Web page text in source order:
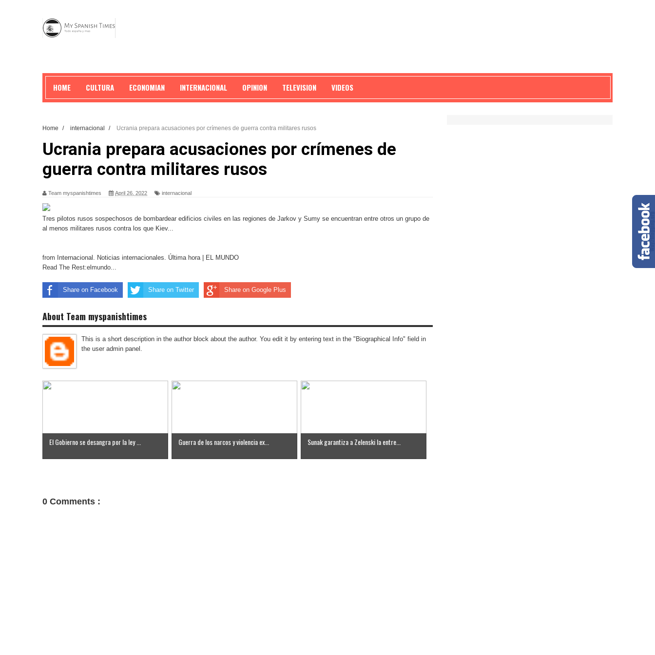
HOME CULTURA ECONOMIAN INTERNACIONAL OPINION TELEVISION VIDEOS
Home / internacional / Ucrania prepara acusaciones por crímenes de guerra contra militares rusos
Ucrania prepara acusaciones por crímenes de
guerra contra militares rusos
Team myspanishtimes April 26, 2022 internacional
Tres pilotos rusos sospechosos de bombardear edificios civiles en las regiones de Jarkov y Sumy se encuentran entre otros un grupo de
al menos militares rusos contra los que Kiev...
from Internacional. Noticias internacionales. Última hora | EL MUNDO
Read The Rest:elmundo...
Share on Facebook Share on Twitter Share on Google Plus
About Team myspanishtimes
This is a short description in the author block about the author. You edit it by entering text in the "Biographical Info" field in
the user admin panel.
El Gobierno se desangra por la ley ... Guerra de los narcos y violencia ex... Sunak garantiza a Zelenski la entre...
0 Comments :